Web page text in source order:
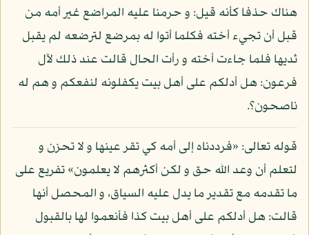
هناك حذفا كأنه قيل: و حرمنا عليه المراضع غير أمه من
قبل أن تجيء أخته فكلما أتوا له بمرضع لترضعه لم يقبل
ثديها فلما جاءت أخته و رأت الحال قالت عند ذلك لآل
فرعون: هل أدلكم على أهل بيت يكفلونه لنفعكم و هم له
ناصحون؟.
قوله تعالى: «فرددناه إلى أمه كي تقر عينها و لا تحزن و
لتعلم أن وعد الله حق و لكن أكثرهم لا يعلمون» تفريع على
ما تقدمه مع تقدير ما يدل عليه السياق، و المحصل أنها
قالت: هل أدلكم على أهل بيت كذا فأنعموا لها بالقبول